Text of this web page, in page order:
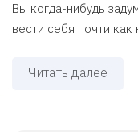
Вы когда-нибудь
вести себя почти
Читать далее